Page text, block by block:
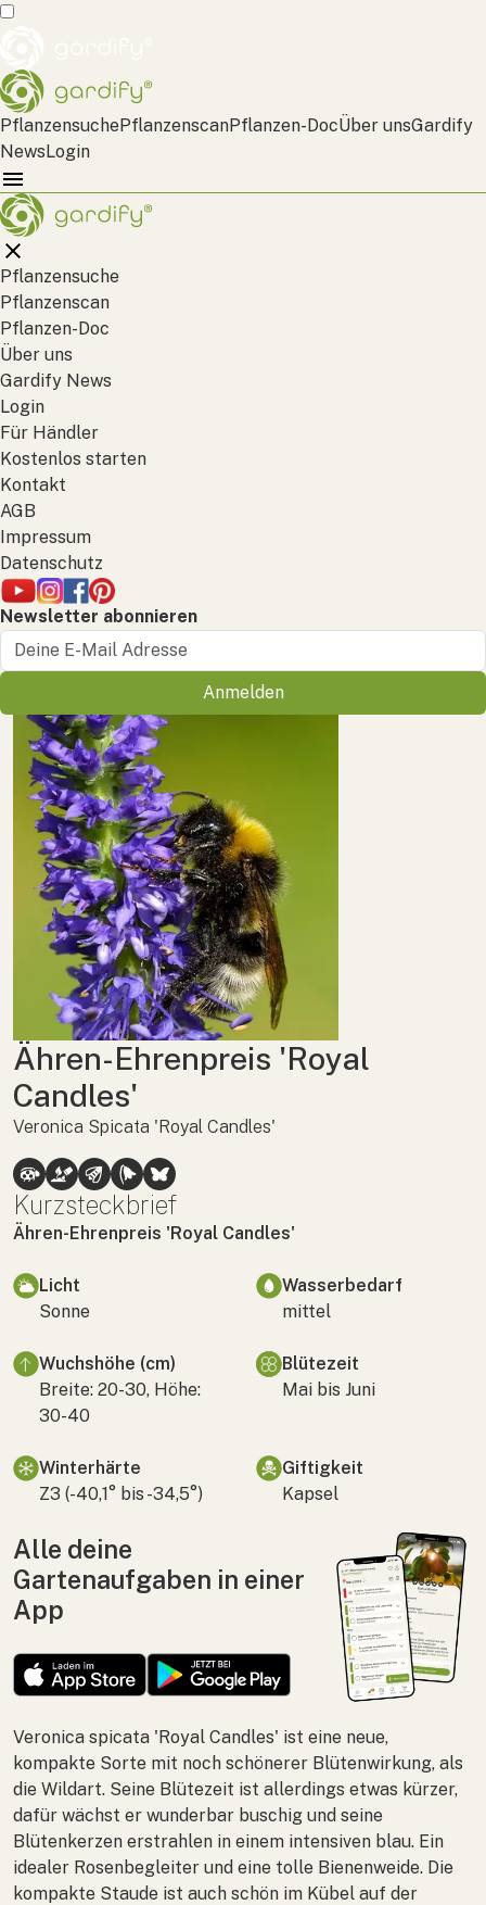
PflanzensuchePflanzenscanPflanzen-DocÜber unsGardify
NewsLogin
Pflanzensuche
Pflanzenscan
Pflanzen-Doc
Über uns
Gardify News
Login
Für Händler
Kostenlos starten
Kontakt
AGB
Impressum
Datenschutz
Newsletter abonnieren
Anmelden
Ähren-Ehrenpreis 'Royal
Candles'
Veronica Spicata 'Royal Candles'
Kurzsteckbrief
Ähren-Ehrenpreis 'Royal Candles'
Licht
Sonne
Wasserbedarf
mittel
Wuchshöhe (cm)
Breite: 20-30, Höhe:
30-40
Blütezeit
Mai bis Juni
Winterhärte
Z3 (-40,1° bis -34,5°)
Giftigkeit
Kapsel
Alle deine
Gartenaufgaben in einer
App
Veronica spicata 'Royal Candles' ist eine neue,
kompakte Sorte mit noch schönerer Blütenwirkung, als
die Wildart. Seine Blütezeit ist allerdings etwas kürzer,
dafür wächst er wunderbar buschig und seine
Blütenkerzen erstrahlen in einem intensiven blau. Ein
idealer Rosenbegleiter und eine tolle Bienenweide. Die
kompakte Staude ist auch schön im Kübel auf der